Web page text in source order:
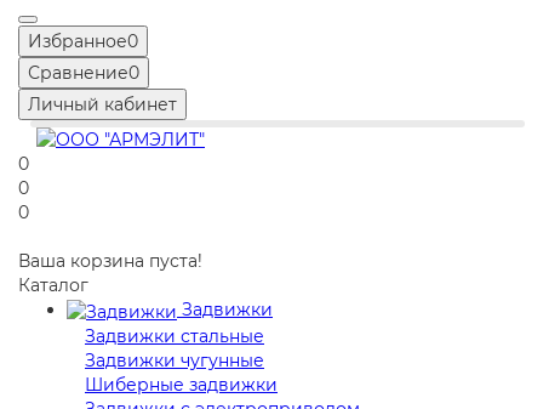
Избранное0
Сравнение0
Личный кабинет
0
0
0
Ваша корзина пуста!
Каталог
Задвижки
Задвижки стальные
Задвижки чугунные
Шиберные задвижки